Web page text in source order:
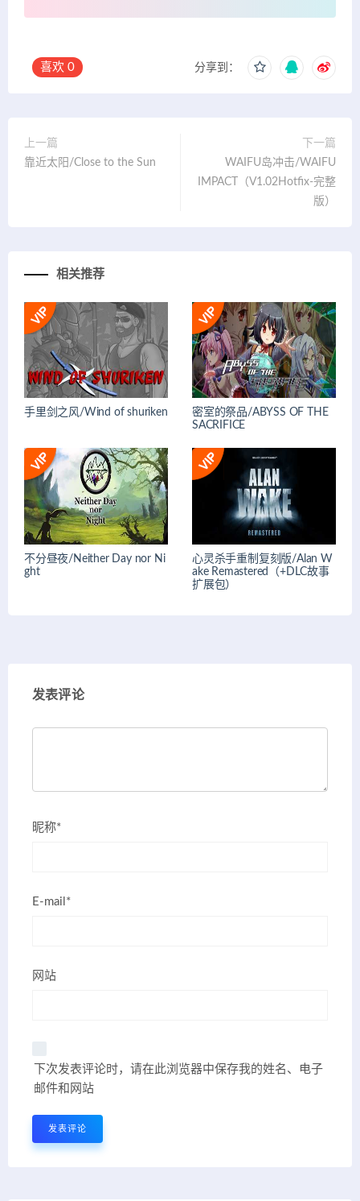
喜欢 0 分享到：
上一篇
靠近太阳/Close to the Sun
下一篇
WAIFU岛冲击/WAIFU
IMPACT（V1.02Hotfix-完整
版）
相关推荐
手里剑之风/Wind of shuriken
密室的祭品/ABYSS OF THE
SACRIFICE
不分昼夜/Neither Day nor Ni
ght
心灵杀手重制复刻版/Alan W
ake Remastered（+DLC故事
扩展包）
发表评论
昵称*
E-mail*
网站
下次发表评论时，请在此浏览器中保存我的姓名、电子
邮件和网站